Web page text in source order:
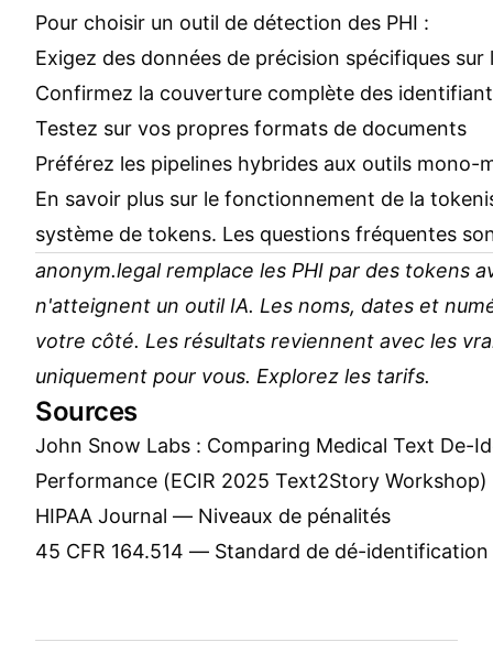
Pour choisir un outil de détection des PHI :
Exigez des données de précision spécifiques
Confirmez la couverture complète des
Testez sur vos propres formats de documents
Préférez les pipelines hybrides aux outils mono-
En savoir plus sur le fonctionnement de la
système de tokens. Les questions fréquentes
anonym.legal remplace les PHI par des tokens
n'atteignent un outil IA. Les noms, dates et
votre côté. Les résultats reviennent avec les
uniquement pour vous. Explorez les tarifs.
Sources
John Snow Labs : Comparing Medical Text De-
Performance (ECIR 2025 Text2Story Workshop)
HIPAA Journal — Niveaux de pénalités
45 CFR 164.514 — Standard de dé-identification